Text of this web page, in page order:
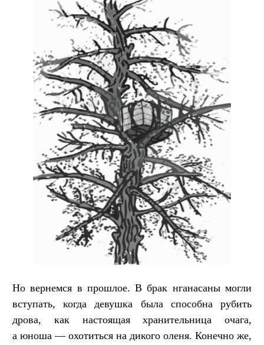
Но вернемся в прошлое. В брак нганасаны могли
вступать, когда девушка была способна рубить
дрова, как настоящая хранительница очага,
а юноша — охотиться на дикого оленя. Конечно же,